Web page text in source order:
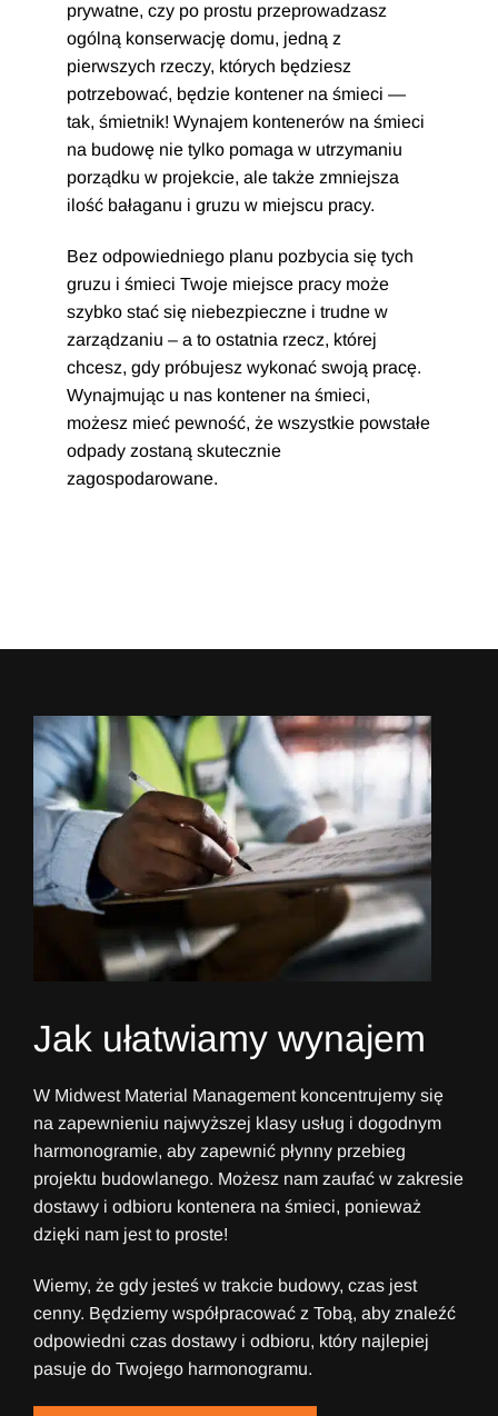
prywatne, czy po prostu przeprowadzasz
ogólną konserwację domu, jedną z
pierwszych rzeczy, których będziesz
potrzebować, będzie kontener na śmieci —
tak, śmietnik! Wynajem kontenerów na śmieci
na budowę nie tylko pomaga w utrzymaniu
porządku w projekcie, ale także zmniejsza
ilość bałaganu i gruzu w miejscu pracy.
Bez odpowiedniego planu pozbycia się tych
gruzu i śmieci Twoje miejsce pracy może
szybko stać się niebezpieczne i trudne w
zarządzaniu – a to ostatnia rzecz, której
chcesz, gdy próbujesz wykonać swoją pracę.
Wynajmując u nas kontener na śmieci,
możesz mieć pewność, że wszystkie powstałe
odpady zostaną skutecznie
zagospodarowane.
Jak ułatwiamy wynajem
W Midwest Material Management koncentrujemy się
na zapewnieniu najwyższej klasy usług i dogodnym
harmonogramie, aby zapewnić płynny przebieg
projektu budowlanego. Możesz nam zaufać w zakresie
dostawy i odbioru kontenera na śmieci, ponieważ
dzięki nam jest to proste!
Wiemy, że gdy jesteś w trakcie budowy, czas jest
cenny. Będziemy współpracować z Tobą, aby znaleźć
odpowiedni czas dostawy i odbioru, który najlepiej
pasuje do Twojego harmonogramu.